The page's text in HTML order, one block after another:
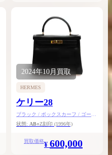
2024年10月買取
HERMES
ケリー28
ブラック / ボックスカーフ / ゴール
ド金具
状態: AB○Z刻印 (1996年)
買取価格¥ 600,000